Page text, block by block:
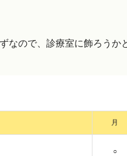
なので、診療室に飾ろうか
月
○